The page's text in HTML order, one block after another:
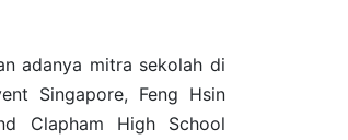
adanya mitra sekolah di
Singapore, Feng Hsin
Clapham High School